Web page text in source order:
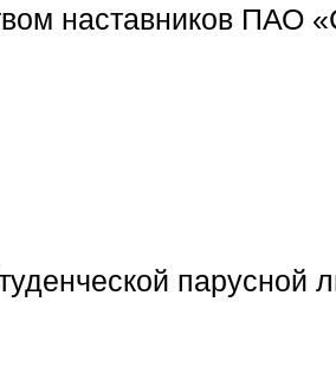
наставников ПАО
парусной